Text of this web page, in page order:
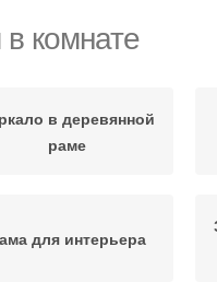
комнате
в деревянной
раме
для интерьера